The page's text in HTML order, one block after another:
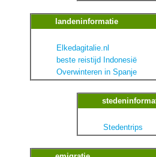
landeninformatie
Elkedagitalie.nl
beste reistijd Indonesië
Overwinteren in Spanje
Stedentrips